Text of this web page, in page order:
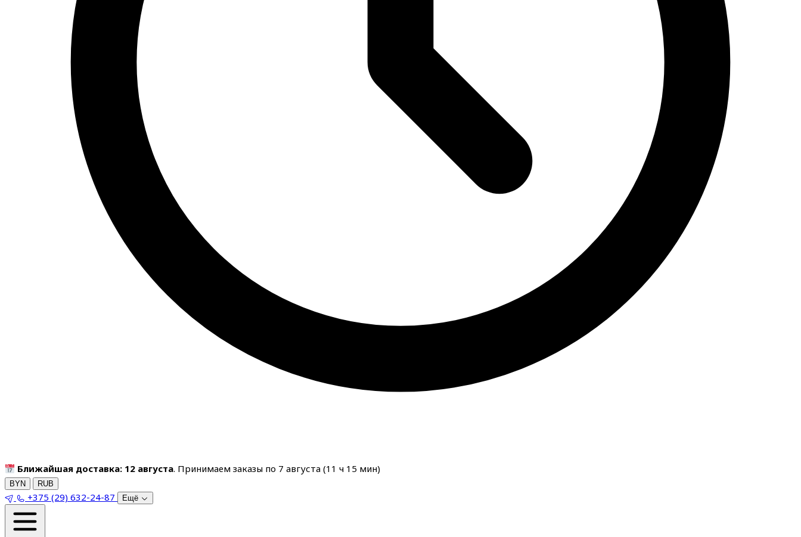
Ближайшая доставка: 12 августа. Принимаем заказы по 7 августа (11 ч 15 мин)
BYN RUB
+375 (29) 632-24-87 Ещё